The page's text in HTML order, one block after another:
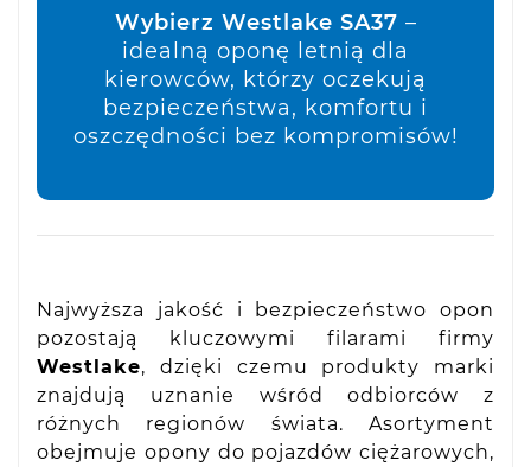
Wybierz Westlake SA37 –
idealną oponę letnią dla
kierowców, którzy oczekują
bezpieczeństwa, komfortu i
oszczędności bez kompromisów!
Najwyższa jakość i bezpieczeństwo opon
pozostają kluczowymi filarami firmy
Westlake, dzięki czemu produkty marki
znajdują uznanie wśród odbiorców z
różnych regionów świata. Asortyment
obejmuje opony do pojazdów ciężarowych,